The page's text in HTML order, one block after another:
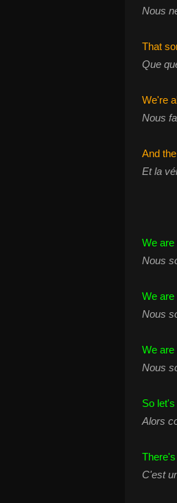
Nous
That
Que
We're
Nous
And
Et la
We are
Nous
We are
Nous
We are
Nous
So
Alors
C'est